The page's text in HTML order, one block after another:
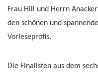
Frau Hill und Herrn
den schönen und
Vorleseprofis.
Die Finalisten aus dem